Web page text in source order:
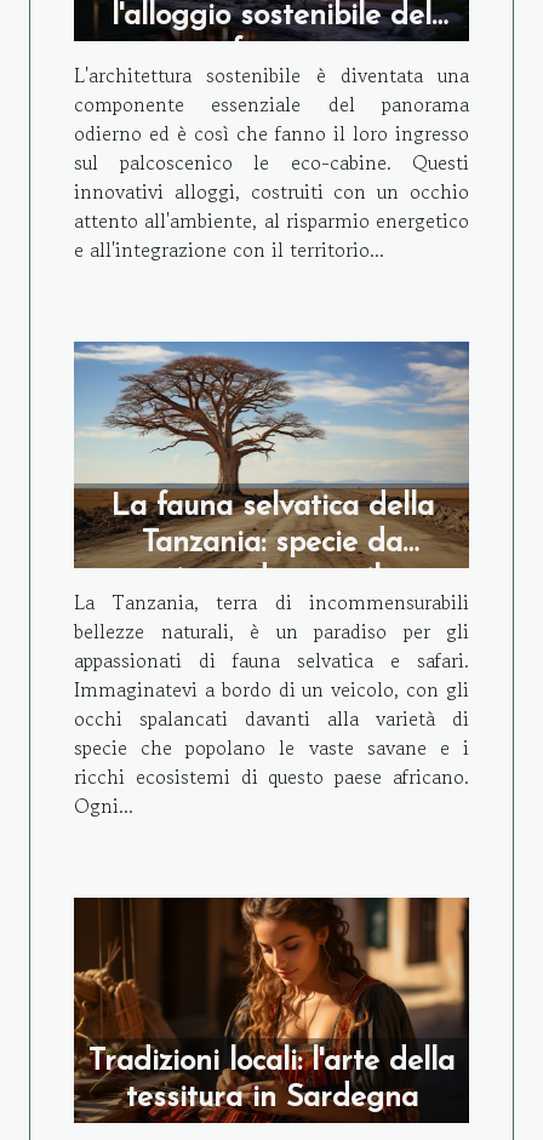
l'alloggio sostenibile del
L'architettura sostenibile è diventata una
componente essenziale del panorama
odierno ed è così che fanno il loro ingresso
sul palcoscenico le eco-cabine. Questi
innovativi alloggi, costruiti con un occhio
attento all'ambiente, al risparmio energetico
e all'integrazione con il territorio...
La fauna selvatica della
Tanzania: specie da
safari
La Tanzania, terra di incommensurabili
bellezze naturali, è un paradiso per gli
appassionati di fauna selvatica e safari.
Immaginatevi a bordo di un veicolo, con gli
occhi spalancati davanti alla varietà di
specie che popolano le vaste savane e i
ricchi ecosistemi di questo paese africano.
Ogni...
Tradizioni locali: l'arte della
tessitura in Sardegna